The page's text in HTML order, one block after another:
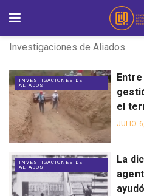
Investigaciones de Aliados
INVESTIGACIONES DE
ALIADOS
el
JULIO
INVESTIGACIONES DE
ALIADOS
La